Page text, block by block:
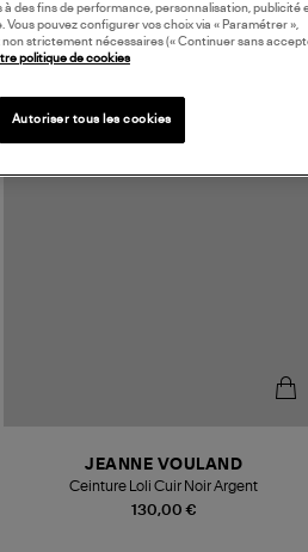
130,00 €
JEANNE VOULAND
Ceinture Loli Cuir Noir Argent
des fins de performance, personnalisation, publicité
pouvez configurer vos choix via « Paramétrer »,
strictement nécessaires (« Continuer sans
politique de cookies
Autoriser tous les cookies